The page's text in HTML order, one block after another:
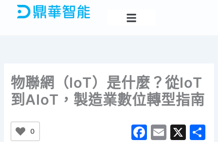
物聯網（IoT）是什麼？從IoT
到AIoT，製造業數位轉型指南
F E X
0